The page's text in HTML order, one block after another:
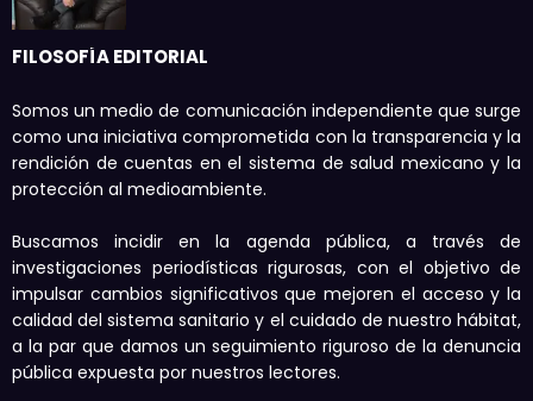
FILOSOFÍA EDITORIAL
Somos un medio de comunicación independiente que surge
como una iniciativa comprometida con la transparencia y la
rendición de cuentas en el sistema de salud mexicano y la
protección al medioambiente.
Buscamos incidir en la agenda pública, a través de
investigaciones periodísticas rigurosas, con el objetivo de
impulsar cambios significativos que mejoren el acceso y la
calidad del sistema sanitario y el cuidado de nuestro hábitat,
a la par que damos un seguimiento riguroso de la denuncia
pública expuesta por nuestros lectores.